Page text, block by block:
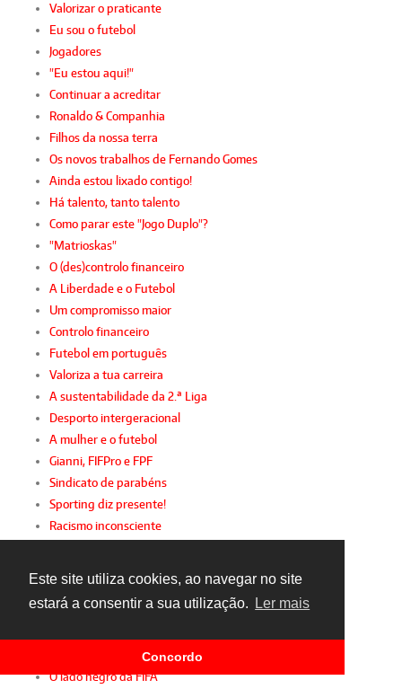
Este site utiliza cookies, ao navegar no site
estará a consentir a sua utilização.
Ler mais
Concordo
Valorizar o praticante
Eu sou o futebol
Jogadores
"Eu estou aqui!"
Continuar a acreditar
Ronaldo & Companhia
Filhos da nossa terra
Os novos trabalhos de Fernando Gomes
Ainda estou lixado contigo!
Há talento, tanto talento
Como parar este "Jogo Duplo"?
"Matrioskas"
O (des)controlo financeiro
A Liberdade e o Futebol
Um compromisso maior
Controlo financeiro
Futebol em português
Valoriza a tua carreira
A sustentabilidade da 2.ª Liga
Desporto intergeracional
A mulher e o futebol
Gianni, FIFPro e FPF
Sindicato de parabéns
Sporting diz presente!
Racismo inconsciente
A festa da insignificância
Um olhar sobre 2015
O lado negro da FIFA